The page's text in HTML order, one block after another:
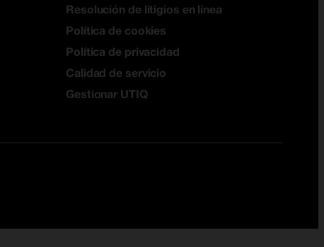
Resolución de litigios en línea
Política de cookies
Política de privacidad
Calidad de servicio
Gestionar UTIQ